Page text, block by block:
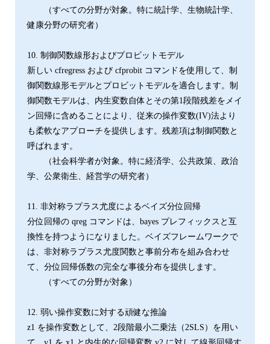
（すべての分野が対象。特に統計学、生物統計学、
健康分野の研究者）
10. 制御関数線形およびプロビットモデル
新しい cfregress および cfprobit コマンドを使用して、制
御関数線形モデルとプロビットモデルを適合します。制
御関数モデルは、内生変数自体とその第1段階残差をメイ
ン回帰に含めることにより、従来の操作変数(IV)法より
も柔軟なアプローチを提供します。残差項は制御関数と
呼ばれます。
（社会科学者が対象。特に経済学、公共政策、政治
学、公衆衛生、経営学の研究者）
11. 非対称ラプラス尤度によるベイズ分位回帰
分位回帰の qreg コマンドは、bayes プレフィックスと互
換性を持つようになりました。ベイズフレームワークで
は、非対称ラプラス尤度関数と事前分布を組み合わせ
て、分位回帰係数の完全な事後分布を提供します。
（すべての分野が対象）
12. 弱い操作変数に対する頑健な推論
z1 を操作変数として、2段階最小二乗法（2SLS）を用い